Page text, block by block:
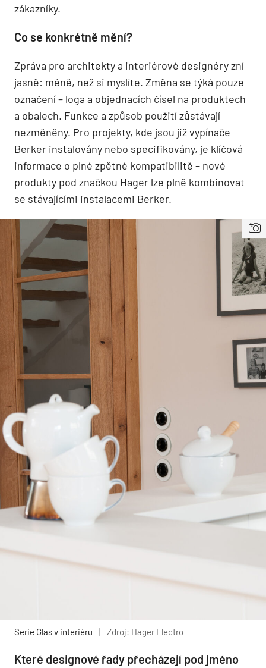
zákazníky.
Co se konkrétně mění?
Zpráva pro architekty a interiérové designéry zní
jasně: méně, než si myslíte. Změna se týká pouze
označení – loga a objednacích čísel na produktech
a obalech. Funkce a způsob použití zůstávají
nezměněny. Pro projekty, kde jsou již vypínače
Berker instalovány nebo specifikovány, je klíčová
informace o plné zpětné kompatibilitě – nové
produkty pod značkou Hager lze plně kombinovat
se stávajícími instalacemi Berker.
Serie Glas v interiéru | Zdroj: Hager Electro
Které designové řady přecházejí pod jméno